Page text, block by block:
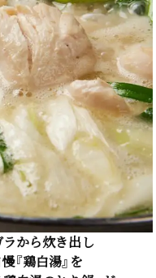
から炊き出し
『鶏白湯』を